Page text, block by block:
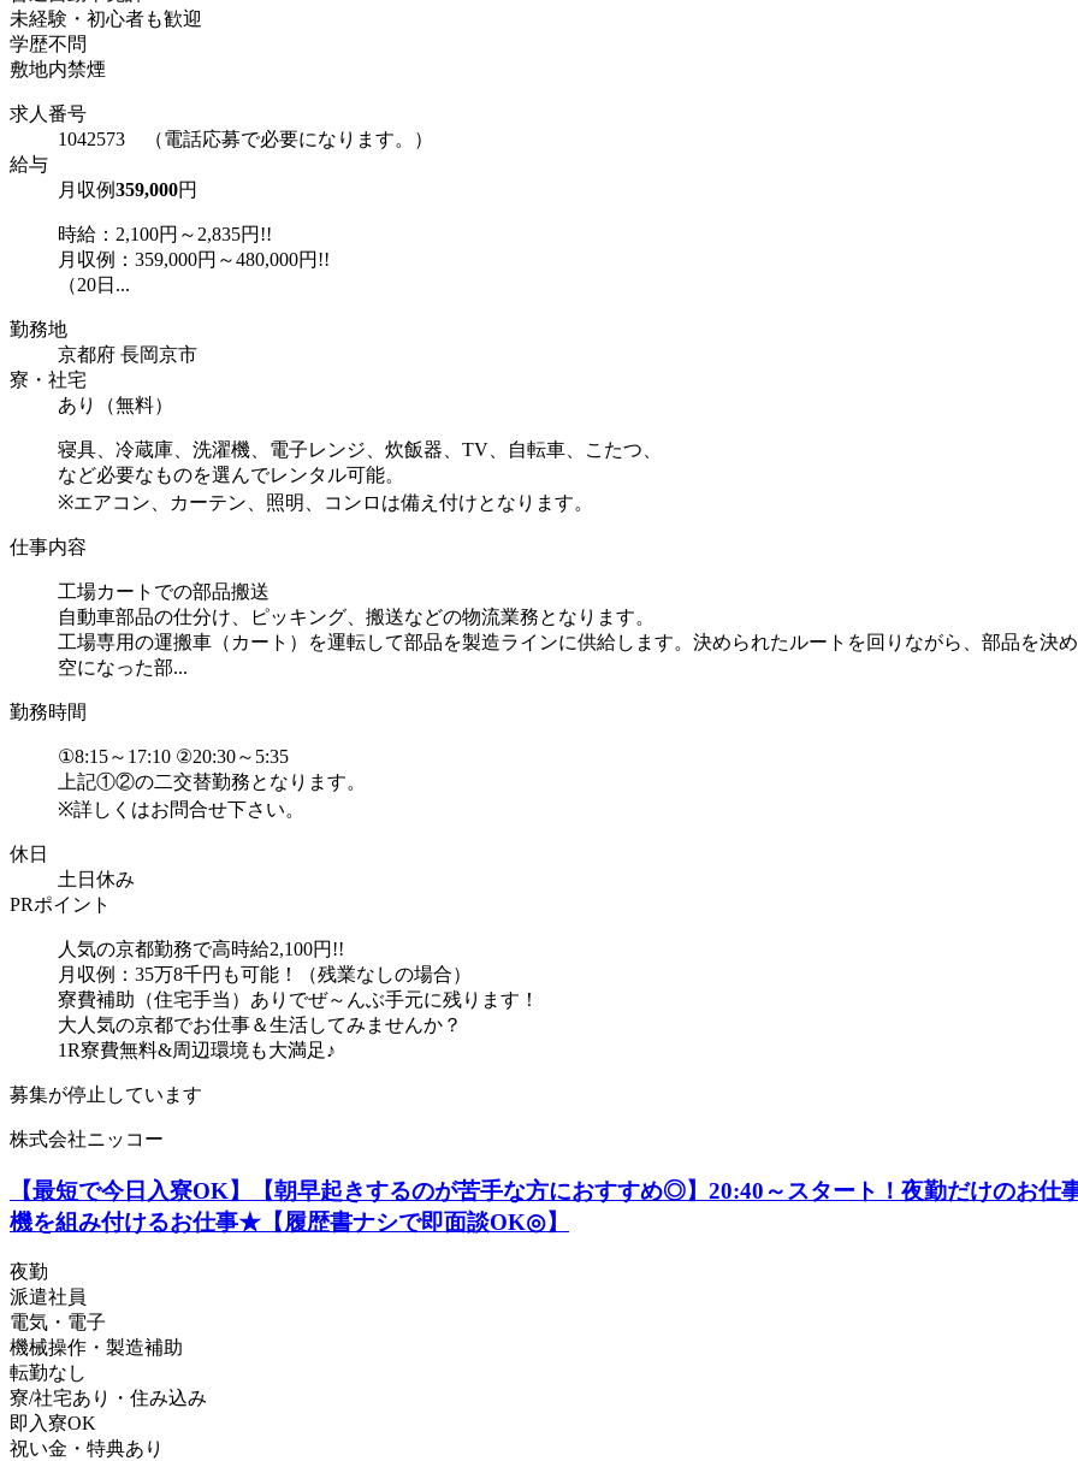
未経験・初心者も歓迎
学歴不問
敷地内禁煙
求人番号
1042573 （電話応募で必要になります。）
給与
月収例359,000円
時給：2,100円～2,835円!!
月収例：359,000円～480,000円!!
（20日...
勤務地
京都府 長岡京市
寮・社宅
あり（無料）
寝具、冷蔵庫、洗濯機、電子レンジ、炊飯器、TV、自転車、こたつ、
など必要なものを選んでレンタル可能。
※エアコン、カーテン、照明、コンロは備え付けとなります。
仕事内容
工場カートでの部品搬送
自動車部品の仕分け、ピッキング、搬送などの物流業務となります。
工場専用の運搬車（カート）を運転して部品を製造ラインに供給します。決められたルートを回りながら、部品を決め
空になった部...
勤務時間
①8:15～17:10 ②20:30～5:35
上記①②の二交替勤務となります。
※詳しくはお問合せ下さい。
休日
土日休み
PRポイント
人気の京都勤務で高時給2,100円!!
月収例：35万8千円も可能！（残業なしの場合）
寮費補助（住宅手当）ありでぜ～んぶ手元に残ります！
大人気の京都でお仕事＆生活してみませんか？
1R寮費無料&周辺環境も大満足♪
募集が停止しています
株式会社ニッコー
【最短で今日入寮OK】【朝早起きするのが苦手な方におすすめ◎】20:40～スタート！夜勤だけのお
機を組み付けるお仕事★【履歴書ナシで即面談OK◎】
夜勤
派遣社員
電気・電子
機械操作・製造補助
転勤なし
寮/社宅あり・住み込み
即入寮OK
祝い金・特典あり